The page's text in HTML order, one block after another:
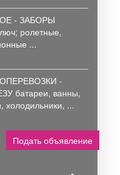
- ЗАБОРЫ
ролетные,
...
-
батареи, ванны,
холодильники, ...
Подать объявление